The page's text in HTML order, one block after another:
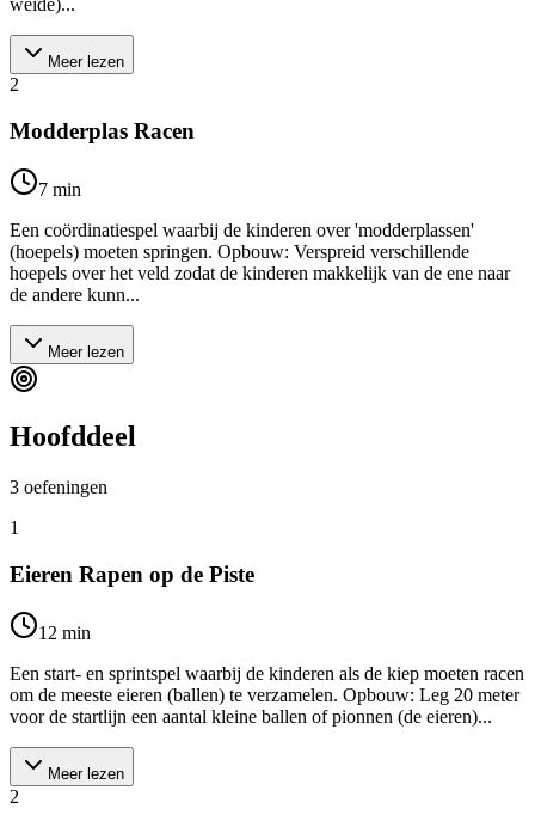
weide)...
Meer lezen
2
Modderplas Racen
7 min
Een coördinatiespel waarbij de kinderen over 'modderplassen'
(hoepels) moeten springen. Opbouw: Verspreid verschillende
hoepels over het veld zodat de kinderen makkelijk van de ene naar
de andere kunn...
Meer lezen
Hoofddeel
3 oefeningen
1
Eieren Rapen op de Piste
12 min
Een start- en sprintspel waarbij de kinderen als de kiep moeten racen
om de meeste eieren (ballen) te verzamelen. Opbouw: Leg 20 meter
voor de startlijn een aantal kleine ballen of pionnen (de eieren)...
Meer lezen
2